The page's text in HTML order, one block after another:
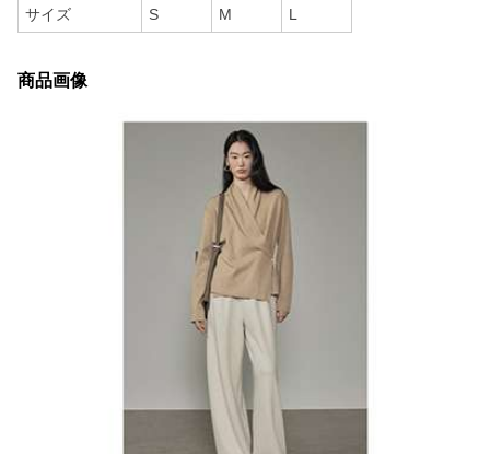
サイズ S M L
商品画像